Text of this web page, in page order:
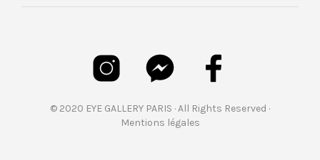
© 2020 EYE GALLERY PARIS · All Rights Reserved ·
Mentions légales